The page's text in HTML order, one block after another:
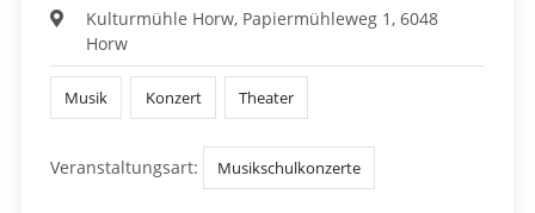
Kulturmühle Horw, Papiermühleweg 1, 6048
Horw
Musik Konzert Theater
Veranstaltungsart: Musikschulkonzerte